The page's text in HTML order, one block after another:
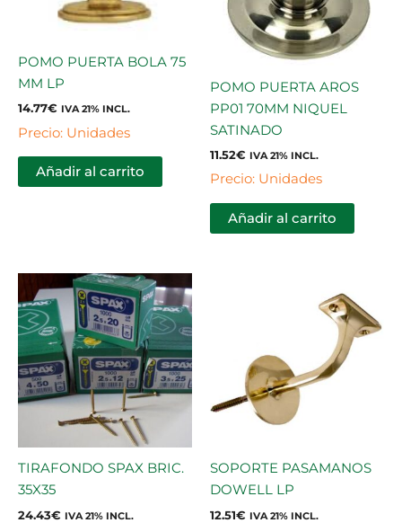
POMO PUERTA BOLA 75
MM LP
14.77€ IVA 21% INCL.
Precio: Unidades
Añadir al carrito
POMO PUERTA AROS
PP01 70MM NIQUEL
SATINADO
11.52€ IVA 21% INCL.
Precio: Unidades
Añadir al carrito
TIRAFONDO SPAX BRIC.
35X35
24.43€ IVA 21% INCL.
SOPORTE PASAMANOS
DOWELL LP
12.51€ IVA 21% INCL.